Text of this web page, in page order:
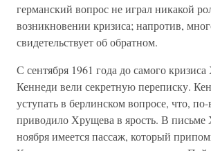
германский вопрос не играл никакой
возникновении кризиса; напротив,
свидетельствует об обратном.
С сентября 1961 года до самого
Кеннеди вели секретную переписку.
уступать в берлинском вопросе, что,
приводило Хрущева в ярость. В письме
ноября имеется пассаж, который